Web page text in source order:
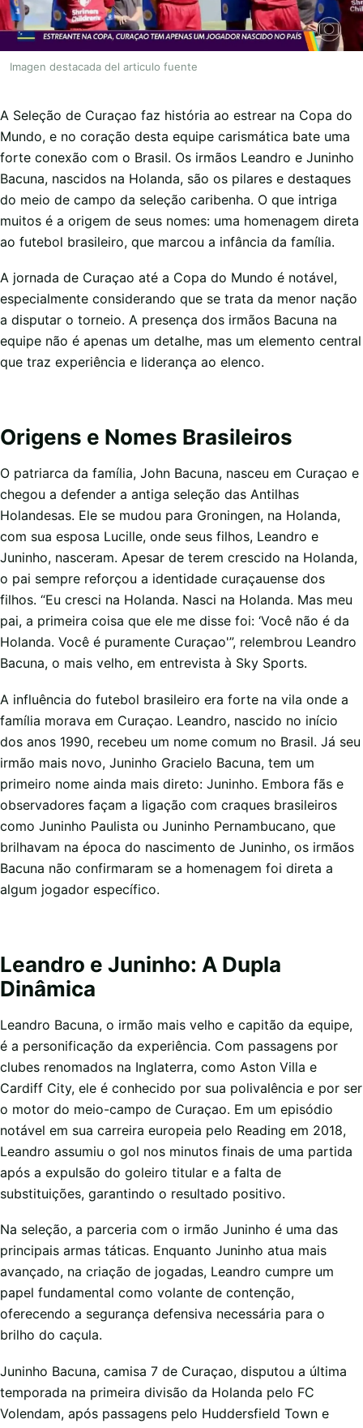
Imagen destacada del articulo fuente
A Seleção de Curaçao faz história ao estrear na Copa do
Mundo, e no coração desta equipe carismática bate uma
forte conexão com o Brasil. Os irmãos Leandro e Juninho
Bacuna, nascidos na Holanda, são os pilares e destaques
do meio de campo da seleção caribenha. O que intriga
muitos é a origem de seus nomes: uma homenagem direta
ao futebol brasileiro, que marcou a infância da família.
A jornada de Curaçao até a Copa do Mundo é notável,
especialmente considerando que se trata da menor nação
a disputar o torneio. A presença dos irmãos Bacuna na
equipe não é apenas um detalhe, mas um elemento central
que traz experiência e liderança ao elenco.
Origens e Nomes Brasileiros
O patriarca da família, John Bacuna, nasceu em Curaçao e
chegou a defender a antiga seleção das Antilhas
Holandesas. Ele se mudou para Groningen, na Holanda,
com sua esposa Lucille, onde seus filhos, Leandro e
Juninho, nasceram. Apesar de terem crescido na Holanda,
o pai sempre reforçou a identidade curaçauense dos
filhos. “Eu cresci na Holanda. Nasci na Holanda. Mas meu
pai, a primeira coisa que ele me disse foi: ‘Você não é da
Holanda. Você é puramente Curaçao'”, relembrou Leandro
Bacuna, o mais velho, em entrevista à Sky Sports.
A influência do futebol brasileiro era forte na vila onde a
família morava em Curaçao. Leandro, nascido no início
dos anos 1990, recebeu um nome comum no Brasil. Já seu
irmão mais novo, Juninho Gracielo Bacuna, tem um
primeiro nome ainda mais direto: Juninho. Embora fãs e
observadores façam a ligação com craques brasileiros
como Juninho Paulista ou Juninho Pernambucano, que
brilhavam na época do nascimento de Juninho, os irmãos
Bacuna não confirmaram se a homenagem foi direta a
algum jogador específico.
Leandro e Juninho: A Dupla
Dinâmica
Leandro Bacuna, o irmão mais velho e capitão da equipe,
é a personificação da experiência. Com passagens por
clubes renomados na Inglaterra, como Aston Villa e
Cardiff City, ele é conhecido por sua polivalência e por ser
o motor do meio-campo de Curaçao. Em um episódio
notável em sua carreira europeia pelo Reading em 2018,
Leandro assumiu o gol nos minutos finais de uma partida
após a expulsão do goleiro titular e a falta de
substituições, garantindo o resultado positivo.
Na seleção, a parceria com o irmão Juninho é uma das
principais armas táticas. Enquanto Juninho atua mais
avançado, na criação de jogadas, Leandro cumpre um
papel fundamental como volante de contenção,
oferecendo a segurança defensiva necessária para o
brilho do caçula.
Juninho Bacuna, camisa 7 de Curaçao, disputou a última
temporada na primeira divisão da Holanda pelo FC
Volendam, após passagens pelo Huddersfield Town e